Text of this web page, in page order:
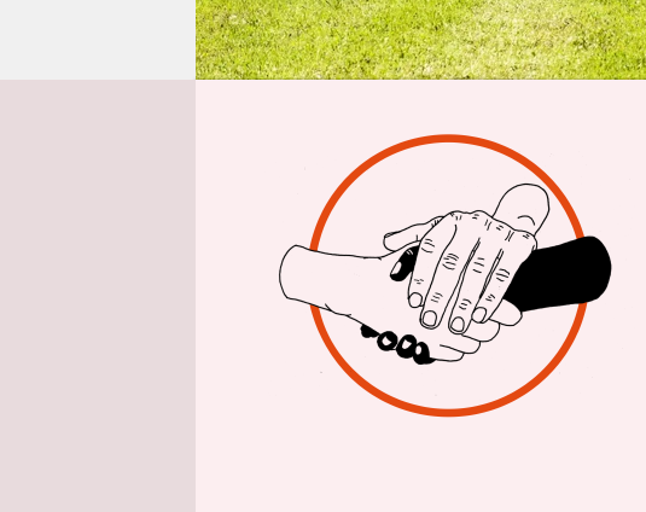
Aus BerlinJost Maurin
Die
und
voraussichtlich am
Alois Rainer
der Pflicht befreit
Solche bisher für
zeigen, wie viel